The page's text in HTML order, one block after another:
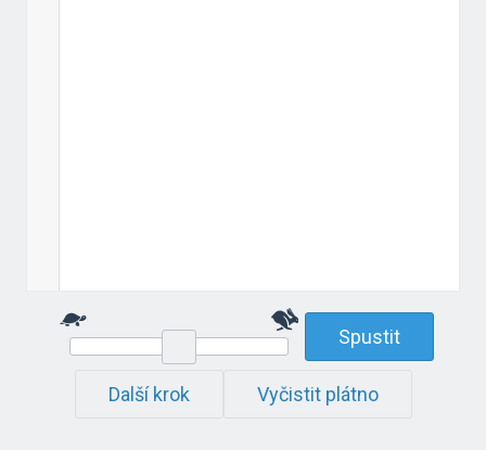
Spustit
Další krok Vyčistit plátno